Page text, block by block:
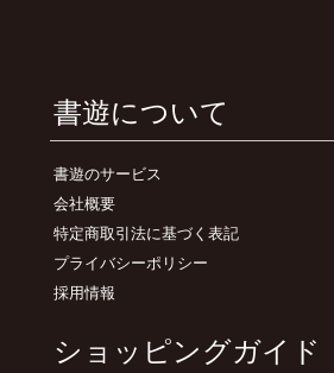
書遊について
書遊のサービス
会社概要
特定商取引法に基づく表記
プライバシーポリシー
採用情報
ショッピングガイド